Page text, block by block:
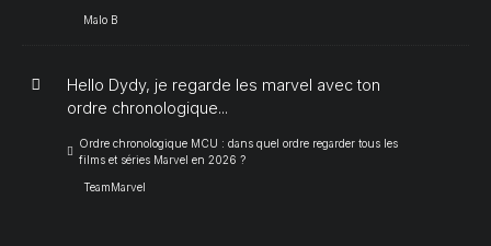
Malo B
Hello Dydy, je regarde les marvel avec ton
ordre chronologique...
Ordre chronologique MCU : dans quel ordre regarder tous les
films et séries Marvel en 2026 ?
TeamMarvel